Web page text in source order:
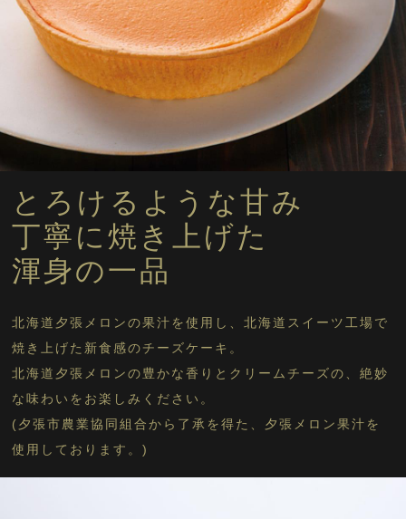
北海道
スイーツフルセット
北海道スイーツ工場に戻る
とろけるような甘み
丁寧に焼き上げた
渾身の一品
北海道夕張メロンの果汁を使用し、北海道スイーツ工場で
焼き上げた新食感のチーズケーキ。
北海道夕張メロンの豊かな香りとクリームチーズの、絶妙
な味わいをお楽しみください。
(夕張市農業協同組合から了承を得た、夕張メロン果汁を
使用しております。)